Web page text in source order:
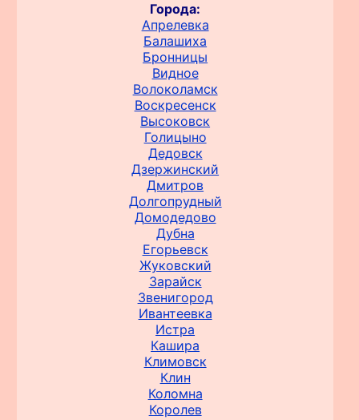
Города:
Апрелевка
Балашиха
Бронницы
Видное
Волоколамск
Воскресенск
Высоковск
Голицыно
Дедовск
Дзержинский
Дмитров
Долгопрудный
Домодедово
Дубна
Егорьевск
Жуковский
Зарайск
Звенигород
Ивантеевка
Истра
Кашира
Климовск
Клин
Коломна
Королев